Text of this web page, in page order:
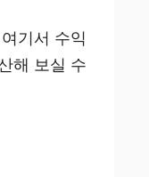
기서 수익
해 보실 수